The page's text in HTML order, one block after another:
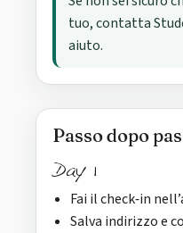
tuo, contatta
aiuto.
Passo dopo
Day 1
Fai il check‑in
Salva indirizzo e